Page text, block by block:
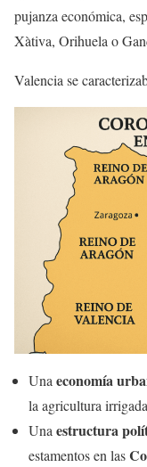
pujanza económica,
Xàtiva, Orihuela o
Valencia se
Una economía
la agricultura
Una estructura
estamentos en las